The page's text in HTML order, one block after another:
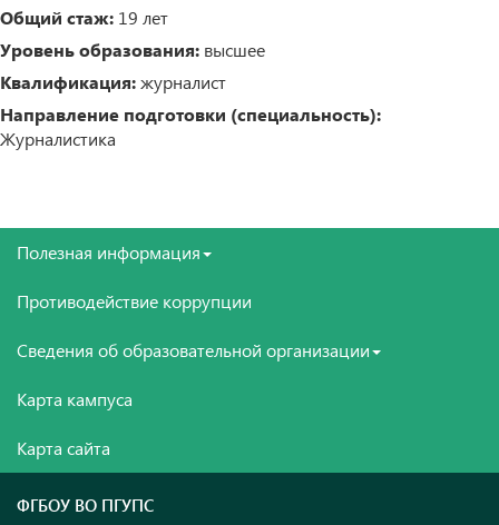
Общий стаж: 19 лет
Уровень образования: высшее
Квалификация:журналист
Направление подготовки (специальность):
Журналистика
Полезная информация
Противодействие коррупции
Сведения об образовательной организации
Карта кампуса
Карта сайта
ФГБОУ ВО ПГУПС